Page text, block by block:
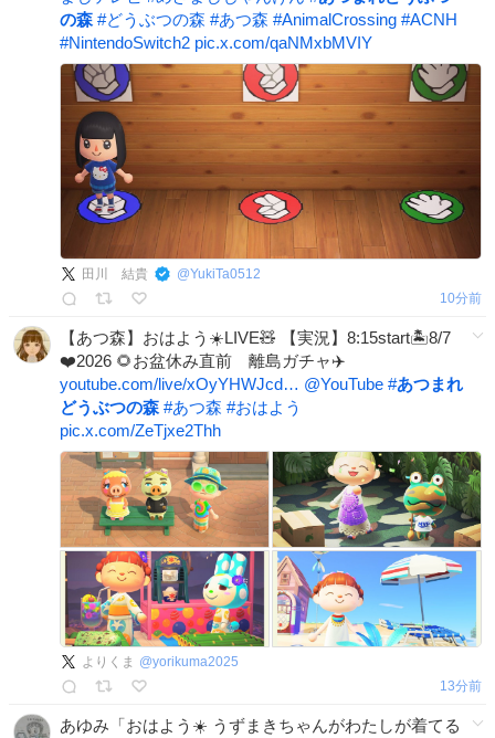
の森 #どうぶつの森 #あつ森 #AnimalCrossing #ACNH
#NintendoSwitch2 pic.x.com/qaNMxbMVIY
田川 結貴 @YukiTa0512
10分前
【あつ森】おはよう☀️LIVE🧸 【実況】8:15start🏝️8/7
❤️2026 🌻お盆休み直前 離島ガチャ✈️
youtube.com/live/xOyYHWJcd… @YouTube #あつまれ
どうぶつの森 #あつ森 #おはよう
pic.x.com/ZeTjxe2Thh
よりくま @yorikuma2025
13分前
あゆみ「おはよう☀️ うずまきちゃんがわたしが着てる